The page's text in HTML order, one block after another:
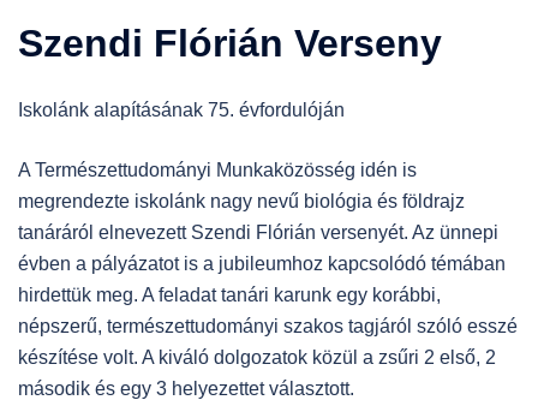
Szendi Flórián Verseny
Iskolánk alapításának 75. évfordulóján
A Természettudományi Munkaközösség idén is
megrendezte iskolánk nagy nevű biológia és földrajz
tanáráról elnevezett Szendi Flórián versenyét. Az ünnepi
évben a pályázatot is a jubileumhoz kapcsolódó témában
hirdettük meg. A feladat tanári karunk egy korábbi,
népszerű, természettudományi szakos tagjáról szóló esszé
készítése volt. A kiváló dolgozatok közül a zsűri 2 első, 2
második és egy 3 helyezettet választott.